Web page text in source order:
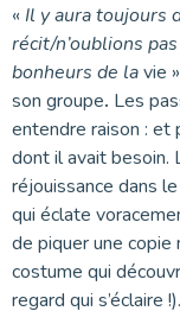
« Il y aura toujours
récit/n’oublions
bonheurs de lavie
son groupe. Les
entendre raison : et
dont il avait besoin.
réjouissance dans
qui éclate
de piquer une copie
costume qui
regard qui s’éclaire !).